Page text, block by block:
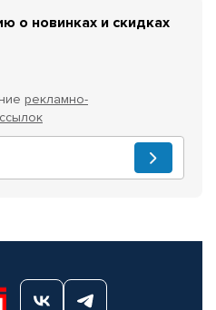
о новинках и скидках
рекламно-